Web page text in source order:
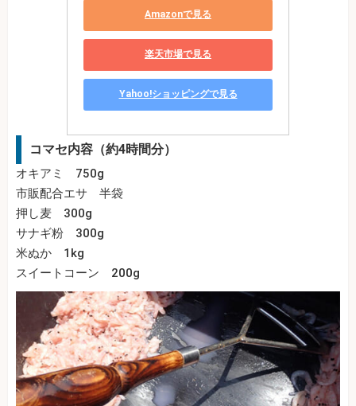
Amazonで見る
楽天市場で見る
Yahoo!ショッピングで見る
コマセ内容（約4時間分）
オキアミ 750g
市販配合エサ 半袋
押し麦 300g
サナギ粉 300g
米ぬか 1kg
スイートコーン 200g